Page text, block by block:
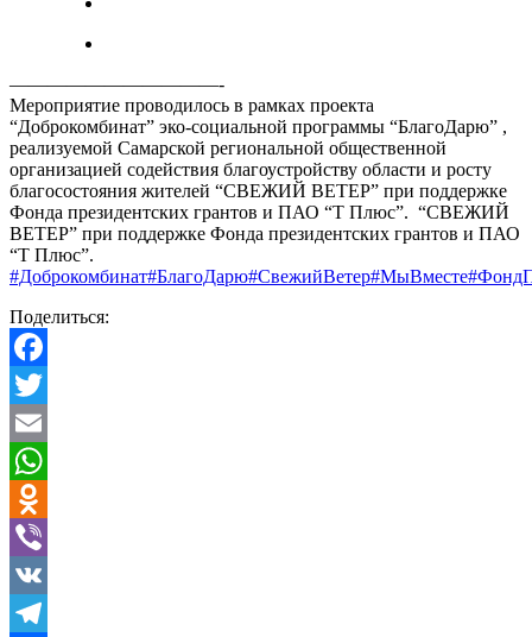
———————————-
Мероприятие проводилось в рамках проекта
“Доброкомбинат” эко-социальной программы “БлагоДарю” ,
реализуемой Самарской региональной общественной
организацией содействия благоустройству области и росту
благосостояния жителей “СВЕЖИЙ ВЕТЕР” при поддержке
Фонда президентских грантов и ПАО “Т Плюс”. “СВЕЖИЙ
ВЕТЕР” при поддержке Фонда президентских грантов и ПАО
“Т Плюс”.
#Доброкомбинат#БлагоДарю#СвежийВетер#МыВместе
Поделиться:
Facebook
Twitter
Email
WhatsApp
Odnoklassniki
Viber
VK